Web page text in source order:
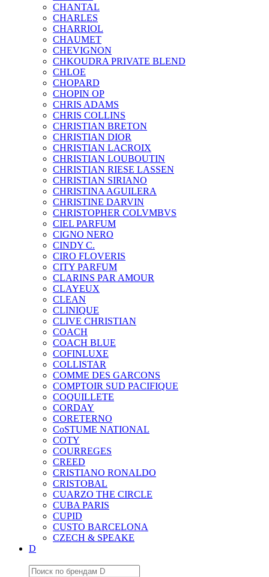
CHANTAL
CHARLES
CHARRIOL
CHAUMET
CHEVIGNON
CHKOUDRA PRIVATE BLEND
CHLOE
CHOPARD
CHOPIN OP
CHRIS ADAMS
CHRIS COLLINS
CHRISTIAN BRETON
CHRISTIAN DIOR
CHRISTIAN LACROIX
CHRISTIAN LOUBOUTIN
CHRISTIAN RIESE LASSEN
CHRISTIAN SIRIANO
CHRISTINA AGUILERA
CHRISTINE DARVIN
CHRISTOPHER COLVMBVS
CIEL PARFUM
CIGNO NERO
CINDY C.
CIRO FLOVERIS
CITY PARFUM
CLARINS PAR AMOUR
CLAYEUX
CLEAN
CLINIQUE
CLIVE CHRISTIAN
COACH
COACH BLUE
COFINLUXE
COLLISTAR
COMME DES GARCONS
COMPTOIR SUD PACIFIQUE
COQUILLETE
CORDAY
CORETERNO
CoSTUME NATIONAL
COTY
COURREGES
CREED
CRISTIANO RONALDO
CRISTOBAL
CUARZO THE CIRCLE
CUBA PARIS
CUPID
CUSTO BARCELONA
CZECH & SPEAKE
D